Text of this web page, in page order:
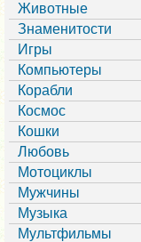
Животные
Знаменитости
Игры
Компьютеры
Корабли
Космос
Кошки
Любовь
Мотоциклы
Мужчины
Музыка
Мультфильмы